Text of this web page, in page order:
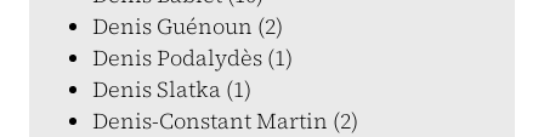
Denis Guénoun (2)
Denis Podalydès (1)
Denis Slatka (1)
Denis-Constant Martin (2)